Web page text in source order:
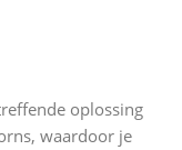
oplossing
waardoor je